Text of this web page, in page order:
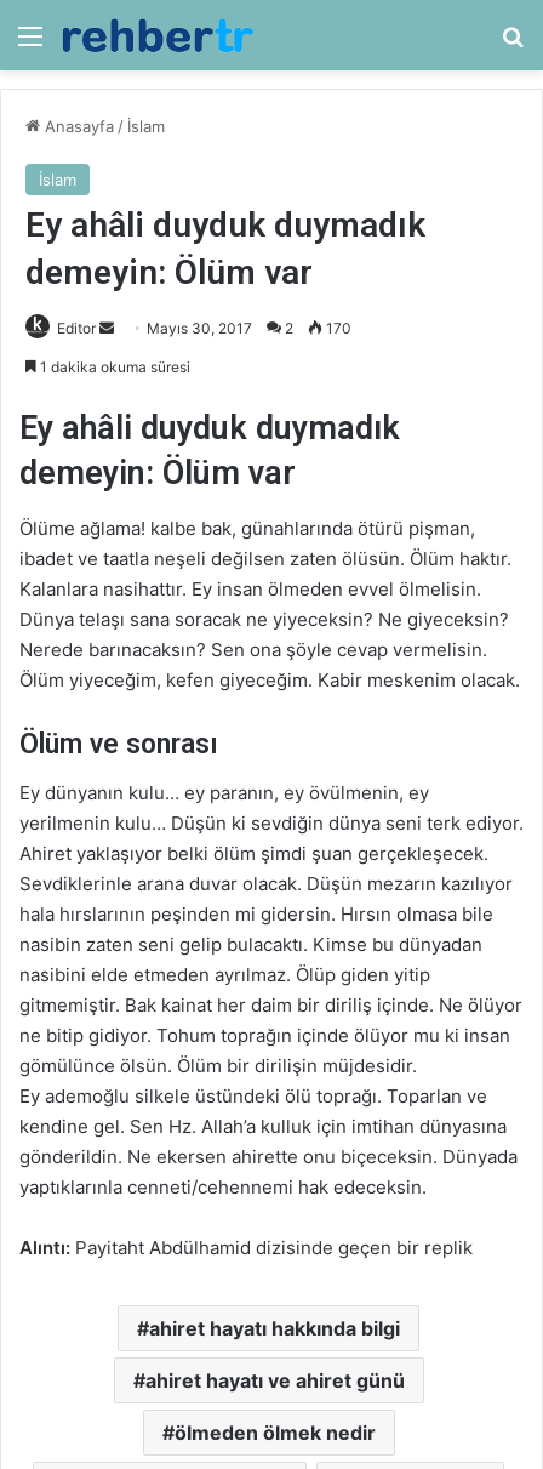
Menü
Anasayfa / İslam
İslam
Ey ahâli duyduk duymadık
demeyin: Ölüm var
Editor
Bir
göndermek
Mayıs 30, 2017 2 170
1 dakika okuma süresi
Ey ahâli duyduk duymadık
demeyin: Ölüm var
Ölüme ağlama! kalbe bak, günahlarında ötürü pişman,
ibadet ve taatla neşeli değilsen zaten ölüsün. Ölüm haktır.
Kalanlara nasihattır. Ey insan ölmeden evvel ölmelisin.
Dünya telaşı sana soracak ne yiyeceksin? Ne giyeceksin?
Nerede barınacaksın? Sen ona şöyle cevap vermelisin.
Ölüm yiyeceğim, kefen giyeceğim. Kabir meskenim olacak.
Ölüm ve sonrası
Ey dünyanın kulu… ey paranın, ey övülmenin, ey
yerilmenin kulu… Düşün ki sevdiğin dünya seni terk ediyor.
Ahiret yaklaşıyor belki ölüm şimdi şuan gerçekleşecek.
Sevdiklerinle arana duvar olacak. Düşün mezarın kazılıyor
hala hırslarının peşinden mi gidersin. Hırsın olmasa bile
nasibin zaten seni gelip bulacaktı. Kimse bu dünyadan
nasibini elde etmeden ayrılmaz. Ölüp giden yitip
gitmemiştir. Bak kainat her daim bir diriliş içinde. Ne ölüyor
ne bitip gidiyor. Tohum toprağın içinde ölüyor mu ki insan
gömülünce ölsün. Ölüm bir dirilişin müjdesidir.
Ey ademoğlu silkele üstündeki ölü toprağı. Toparlan ve
kendine gel. Sen Hz. Allah’a kulluk için imtihan dünyasına
gönderildin. Ne ekersen ahirette onu biçeceksin. Dünyada
yaptıklarınla cenneti/cehennemi hak edeceksin.
Alıntı: Payitaht Abdülhamid dizisinde geçen bir replik
ahiret hayatı hakkında bilgi
ahiret hayatı ve ahiret günü
ölmeden ölmek nedir